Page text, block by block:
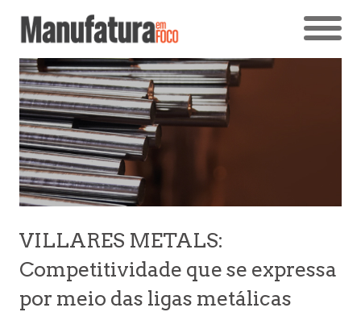
VILLARES METALS:
Competitividade que se expressa
por meio das ligas metálicas